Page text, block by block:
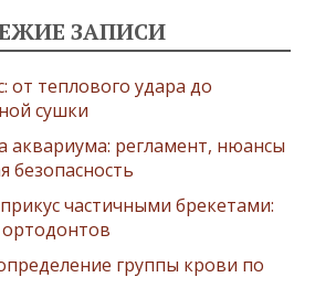
ЗАПИСИ
от теплового удара до
сушки
аквариума: регламент, нюансы
безопасность
частичными брекетами:
группы крови по